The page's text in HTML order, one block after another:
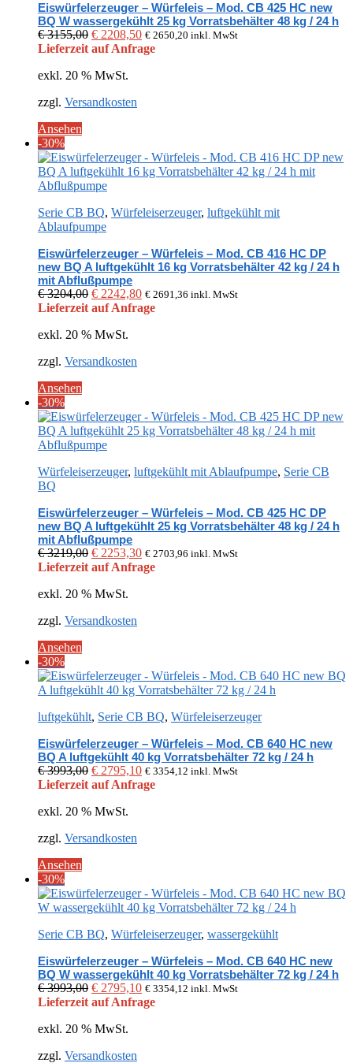
Eiswürfelerzeuger – Würfeleis – Mod. CB 425 HC new
BQ W wassergekühlt 25 kg Vorratsbehälter 48 kg / 24 h
€3155,00 Ursprünglicher
Preis
€ 3155,00
€ 2208,50Aktueller
Preis
€ 2650,20 inkl. MwSt
Lieferzeit auf Anfrage
exkl. 20 % MwSt.
zzgl. Versandkosten
Ansehen
-30%
Serie CB BQ, Würfeleiserzeuger, luftgekühlt mit
Ablaufpumpe
Eiswürfelerzeuger – Würfeleis – Mod. CB 416 HC DP
new BQ A luftgekühlt 16 kg Vorratsbehälter 42 kg / 24 h
mit Abflußpumpe
€3204,00 Ursprünglicher
Preis
€ 3204,00
€ 2242,80Aktueller
Preis
€ 2691,36 inkl. MwSt
Lieferzeit auf Anfrage
exkl. 20 % MwSt.
zzgl. Versandkosten
Ansehen
-30%
Würfeleiserzeuger, luftgekühlt mit Ablaufpumpe, Serie CB
BQ
Eiswürfelerzeuger – Würfeleis – Mod. CB 425 HC DP
new BQ A luftgekühlt 25 kg Vorratsbehälter 48 kg / 24 h
mit Abflußpumpe
€3219,00 Ursprünglicher
Preis
€ 3219,00
€ 2253,30Aktueller
Preis
€ 2703,96 inkl. MwSt
Lieferzeit auf Anfrage
exkl. 20 % MwSt.
zzgl. Versandkosten
Ansehen
-30%
luftgekühlt, Serie CB BQ, Würfeleiserzeuger
Eiswürfelerzeuger – Würfeleis – Mod. CB 640 HC new
BQ A luftgekühlt 40 kg Vorratsbehälter 72 kg / 24 h
€3993,00 Ursprünglicher
Preis
€ 3993,00
€ 2795,10Aktueller
Preis
€ 3354,12 inkl. MwSt
Lieferzeit auf Anfrage
exkl. 20 % MwSt.
zzgl. Versandkosten
Ansehen
-30%
Serie CB BQ, Würfeleiserzeuger, wassergekühlt
Eiswürfelerzeuger – Würfeleis – Mod. CB 640 HC new
BQ W wassergekühlt 40 kg Vorratsbehälter 72 kg / 24 h
€3993,00 Ursprünglicher
Preis
€ 3993,00
€ 2795,10Aktueller
Preis
€ 3354,12 inkl. MwSt
Lieferzeit auf Anfrage
exkl. 20 % MwSt.
zzgl. Versandkosten